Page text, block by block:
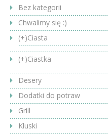
Bez kategorii
Chwalimy się :)
(+)Ciasta
(+)Ciastka
Desery
Dodatki do potraw
Grill
Kluski